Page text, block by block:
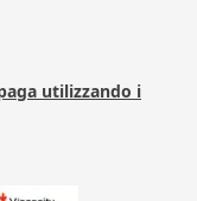
utilizzando i